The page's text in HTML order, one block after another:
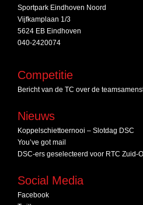
Sportpark Eindhoven Noord
Vijfkamplaan 1/3
5624 EB Eindhoven
040-2420074
Competitie
Bericht van de TC over de
Nieuws
Koppelschiettoernooi – Slotdag DSC
You’ve got mail
DSC‑ers geselecteerd voor RTC
Social Media
Facebook